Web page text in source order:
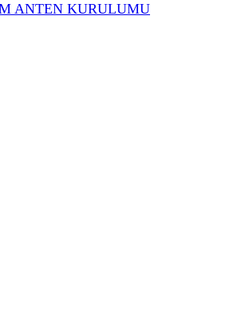
ANTEN KURULUMU